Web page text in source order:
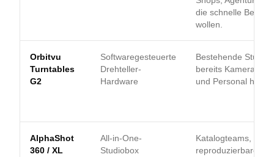
die schnelle
wollen.
Orbitvu
Turntables
G2
Softwaregesteuerte
Drehteller-
Hardware
Bestehende
bereits Kameras,
und Personal
AlphaShot
360 / XL
All-in-One-
Studiobox
Katalogteams, die
reproduzierbare